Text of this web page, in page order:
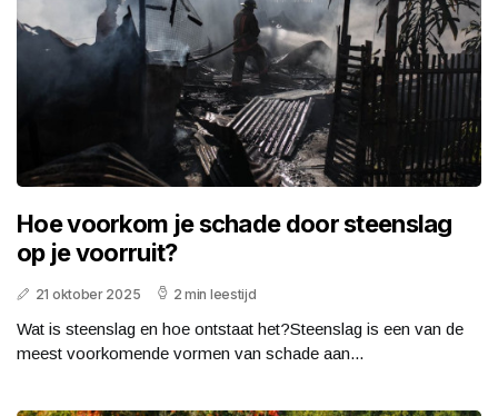
Hoe voorkom je schade door steenslag
op je voorruit?
21 oktober 2025 2 min leestijd
Wat is steenslag en hoe ontstaat het?Steenslag is een van de
meest voorkomende vormen van schade aan...